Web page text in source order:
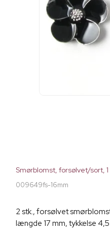
Smørblomst, forsølvet/sort, 1
009649fs-16mm
2 stk., forsølvet
længde 17 mm, tykkelse